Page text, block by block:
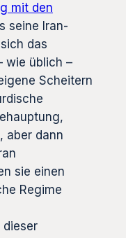
mit den
seine Iran-
das
wie üblich –
Scheitern
aber dann
sie einen
Regime
dieser